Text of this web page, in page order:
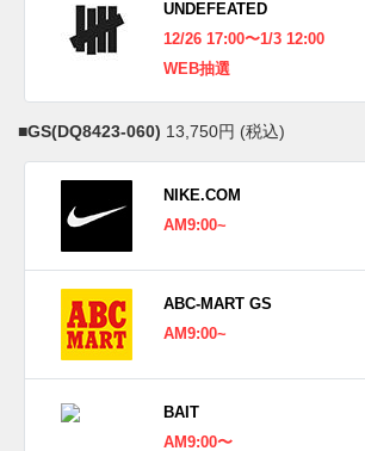
UNDEFEATED
12/26 17:00〜1/3 12:00
WEB抽選
■GS(DQ8423-060) 13,750円 (税込)
NIKE.COM
AM9:00~
ABC-MART GS
AM9:00~
BAIT
AM9:00〜